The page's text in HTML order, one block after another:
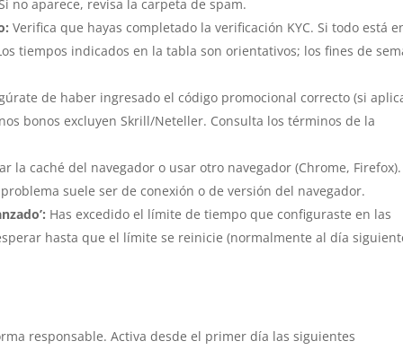
no aparece, revisa la carpeta de spam.
Verifica que hayas completado la verificación KYC. Si todo está
tiempos indicados en la tabla son orientativos; los fines de
de haber ingresado el código promocional correcto (si
bonos excluyen Skrill/Neteller. Consulta los términos de la
la caché del navegador o usar otro navegador (Chrome,
suele ser de conexión o de versión del navegador.
Has excedido el límite de tiempo que configuraste en las
hasta que el límite se reinicie (normalmente al día
responsable. Activa desde el primer día las siguientes